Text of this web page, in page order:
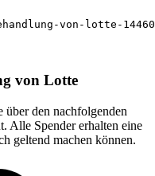
von-lotte-
von Lotte
über den nachfolgenden
Alle Spender erhalten eine
geltend machen können.